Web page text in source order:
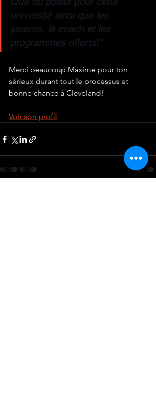
université ainsi que les
joueurs, le coach et les
programmes offerts!"
Merci beaucoup Maxime pour ton
sérieux durant tout le processus et
bonne chance à Cleveland!
Voir son profil